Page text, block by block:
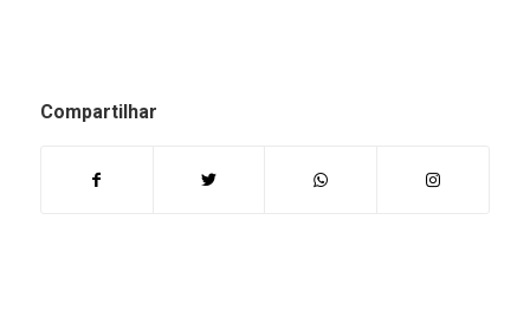
Compartilhar